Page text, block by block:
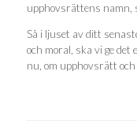
upphovsrättens namn,
Så i ljuset av ditt
och moral, ska vi ge
nu, om upphovsrätt